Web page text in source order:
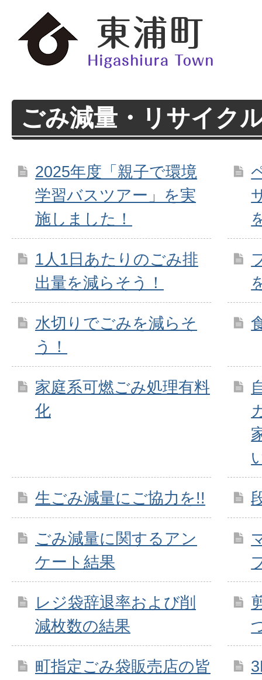
ごみ減量・リサイク
2025年度「親子で環境
学習バスツアー」を実
施しました！
1人1日あたりのごみ排
出量を減らそう！
水切りでごみを減らそ
う！
家庭系可燃ごみ処理有料
化
生ごみ減量にご協力を!!
ごみ減量に関するアン
ケート結果
レジ袋辞退率および削
減枚数の結果
町指定ごみ袋販売店の皆